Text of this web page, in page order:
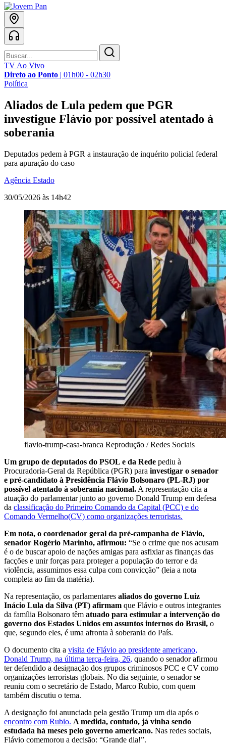
TV Ao Vivo
Direto ao Ponto | 01h00 - 02h30
Política
Aliados de Lula pedem que PGR
investigue Flávio por possível atentado à
soberania
Deputados pedem à PGR a instauração de inquérito policial federal
para apuração do caso
Agência Estado
30/05/2026 às 14h42
flavio-trump-casa-branca Reprodução / Redes Sociais
Um grupo de deputados do PSOL e da Rede pediu à
Procuradoria-Geral da República (PGR) para investigar o senador
e pré-candidato à Presidência Flávio Bolsonaro (PL-RJ) por
possível atentado à soberania nacional. A representação cita a
atuação do parlamentar junto ao governo Donald Trump em defesa
da classificação do Primeiro Comando da Capital (PCC) e do
Comando Vermelho(CV) como organizações terroristas.
Em nota, o coordenador geral da pré-campanha de Flávio,
senador Rogério Marinho, afirmou: “Se o crime que nos acusam
é o de buscar apoio de nações amigas para asfixiar as finanças das
facções e unir forças para proteger a população do terror e da
violência, assumimos essa culpa com convicção” (leia a nota
completa ao fim da matéria).
Na representação, os parlamentares aliados do governo Luiz
Inácio Lula da Silva (PT) afirmam que Flávio e outros integrantes
da família Bolsonaro têm atuado para estimular a intervenção do
governo dos Estados Unidos em assuntos internos do Brasil, o
que, segundo eles, é uma afronta à soberania do País.
O documento cita a visita de Flávio ao presidente americano,
Donald Trump, na última terça-feira, 26, quando o senador afirmou
ter defendido a designação dos grupos criminosos PCC e CV como
organizações terroristas globais. No dia seguinte, o senador se
reuniu com o secretário de Estado, Marco Rubio, com quem
também discutiu o tema.
A designação foi anunciada pela gestão Trump um dia após o
encontro com Rubio. A medida, contudo, já vinha sendo
estudada há meses pelo governo americano. Nas redes sociais,
Flávio comemorou a decisão: “Grande dia!”.